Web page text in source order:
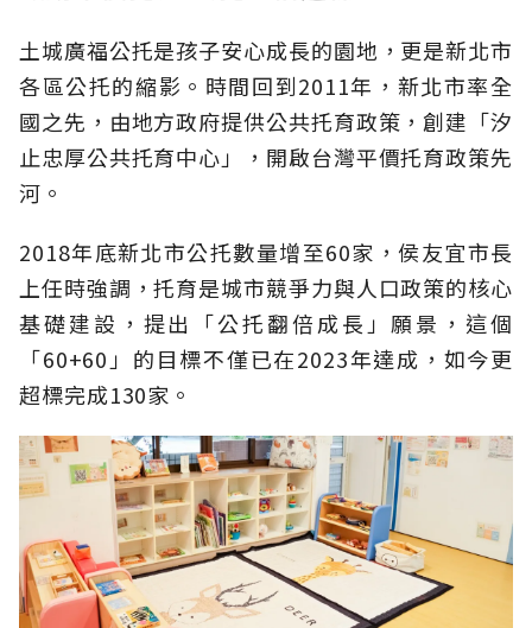
土城廣福公托是孩子安心成長的園地，更是新北市
各區公托的縮影。時間回到2011年，新北市率全
國之先，由地方政府提供公共托育政策，創建「汐
止忠厚公共托育中心」，開啟台灣平價托育政策先
河。
2018年底新北市公托數量增至60家，侯友宜市長
上任時強調，托育是城市競爭力與人口政策的核心
基礎建設，提出「公托翻倍成長」願景，這個
「60+60」的目標不僅已在2023年達成，如今更
超標完成130家。